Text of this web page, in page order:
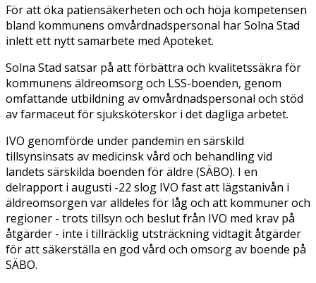
För att öka patiensäkerheten och och höja kompetensen
bland kommunens omvårdnadspersonal har Solna Stad
inlett ett nytt samarbete med Apoteket.
Solna Stad satsar på att förbättra och kvalitetssäkra för
kommunens äldreomsorg och LSS-boenden, genom
omfattande utbildning av omvårdnadspersonal och stöd
av farmaceut för sjuksköterskor i det dagliga arbetet.
IVO genomförde under pandemin en särskild
tillsynsinsats av medicinsk vård och behandling vid
landets särskilda boenden för äldre (SÄBO). I en
delrapport i augusti -22 slog IVO fast att lägstanivån i
äldreomsorgen var alldeles för låg och att kommuner och
regioner - trots tillsyn och beslut från IVO med krav på
åtgärder - inte i tillräcklig utsträckning vidtagit åtgärder
för att säkerställa en god vård och omsorg av boende på
SÄBO.